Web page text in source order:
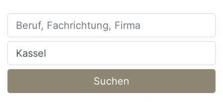
Beruf, Fachrichtung, Firma
Ort, Stadt
Suchen